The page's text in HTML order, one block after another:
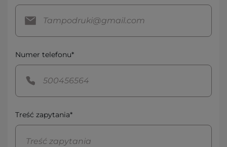
Numer telefonu*
Treść zapytania*